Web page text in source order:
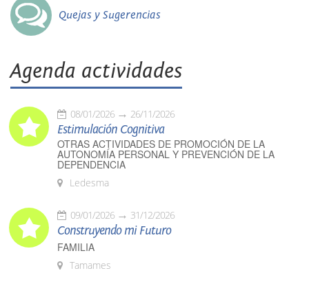
Quejas y Sugerencias
Agenda actividades
08/01/2026 26/11/2026
Estimulación Cognitiva
OTRAS ACTIVIDADES DE PROMOCIÓN DE LA
AUTONOMÍA PERSONAL Y PREVENCIÓN DE LA
DEPENDENCIA
Ledesma
09/01/2026 31/12/2026
Construyendo mi Futuro
FAMILIA
Tamames